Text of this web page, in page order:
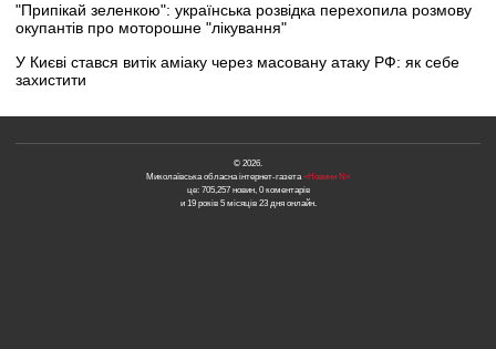
"Припікай зеленкою": українська розвідка перехопила розмову
окупантів про моторошне "лікування"
У Києві стався витік аміаку через масовану атаку РФ: як себе
захистити
© 2026.
Миколаївська обласна інтернет-газета«Новини N»
це: 705,257 новин, 0 коментарів
и 19 років 5 місяців 23 дня онлайн.